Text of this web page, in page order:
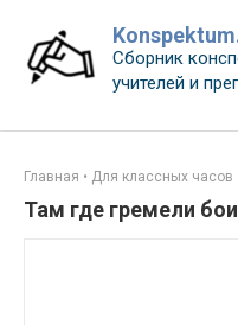
контенту
Сборник
учителей и
Главная • Для классных часов
Там где гремели